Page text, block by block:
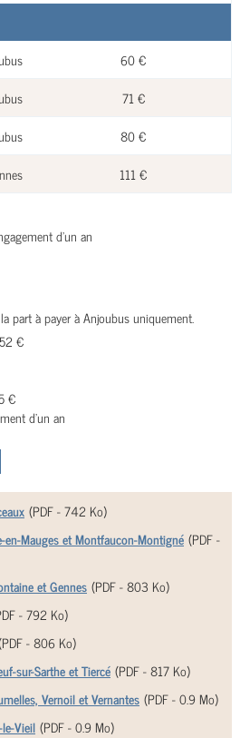
60 €
71 €
80 €
111 €
d'un an
part à payer à Anjoubus uniquement.
€
€
d'un an
(PDF- 742 Ko)
en-Mauges et Montfaucon-Montigné (PDF-
et Gennes (PDF- 803 Ko)
- 792 Ko)
PDF- 806 Ko)
sur-Sarthe et Tiercé (PDF- 817 Ko)
Vernoil et Vernantes (PDF- 0.9 Mo)
Vieil (PDF- 0.9 Mo)